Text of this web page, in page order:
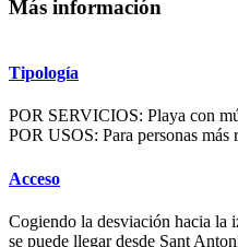
Más información
Tipología
POR SERVICIOS: Playa con
POR USOS: Para personas más
Acceso
Cogiendo la desviación hacia la
se puede llegar desde Sant